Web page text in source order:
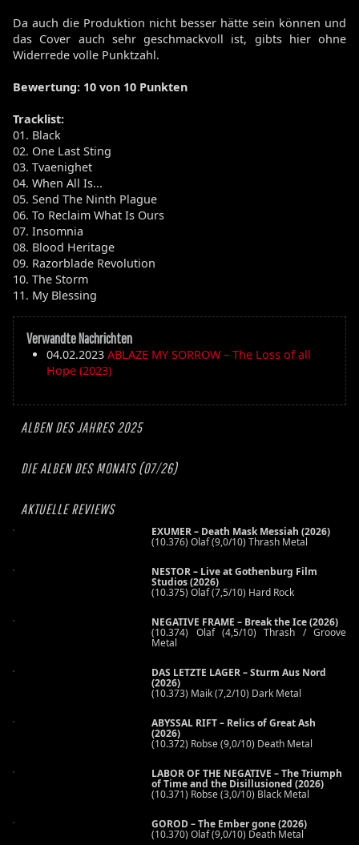
ALBEN DES JAHRES 2025
DIE ALBEN DES MONATS (07/26)
AKTUELLE REVIEWS
EXUMER – Death Mask Messiah (2026)
(10.376) Olaf (9,0/10) Thrash Metal
NESTOR – Live at Gothenburg Film
Studios (2026)
(10.375) Olaf (7,5/10) Hard Rock
NEGATIVE FRAME – Break the Ice (2026)
(10.374) Olaf (4,5/10) Thrash / Groove
Metal
DAS LETZTE LAGER – Sturm Aus Nord
(2026)
(10.373) Maik (7,2/10) Dark Metal
ABYSSAL RIFT – Relics of Great Ash
(2026)
(10.372) Robse (9,0/10) Death Metal
LABOR OF THE NEGATIVE – The Triumph
of Time and the Disillusioned (2026)
(10.371) Robse (3,0/10) Black Metal
GOROD – The Ember gone (2026)
(10.370) Olaf (9,0/10) Death Metal
Da auch die Produktion nicht besser hätte sein können und
das Cover auch sehr geschmackvoll ist, gibts hier ohne
Widerrede volle Punktzahl.
Bewertung: 10 von 10 Punkten
Tracklist:
01. Black
02. One Last Sting
03. Tvaenighet
04. When All Is...
05. Send The Ninth Plague
06. To Reclaim What Is Ours
07. Insomnia
08. Blood Heritage
09. Razorblade Revolution
10. The Storm
11. My Blessing
Verwandte Nachrichten
04.02.2023 ABLAZE MY SORROW – The Loss of all
Hope (2023)